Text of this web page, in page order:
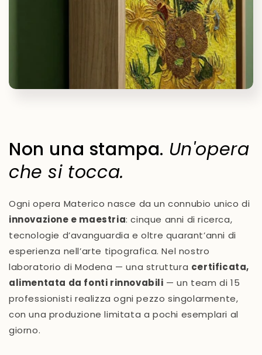
Non una stampa. Un'opera
che si tocca.
Ogni opera Materico nasce da un connubio unico di
innovazione e maestria: cinque anni di ricerca,
tecnologie d’avanguardia e oltre quarant’anni di
esperienza nell’arte tipografica. Nel nostro
laboratorio di Modena — una struttura certificata,
alimentata da fonti rinnovabili — un team di 15
professionisti realizza ogni pezzo singolarmente,
con una produzione limitata a pochi esemplari al
giorno.